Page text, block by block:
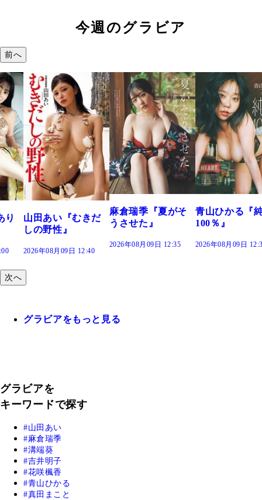
今週のグラビア
前へ
だ
麻倉瑞季『夏がそ
うさせた』
青山ひかる『純度
100％』
2026年08月09日 12:30
溝端 葵『もう
つの、あおい
で。』
2026年08月09日
次へ
グラビアをもっと見る
グラビアを
キーワードで探す
山田あい
麻倉瑞季
溝端葵
吉井明子
花咲楓香
青山ひかる
真田まこと